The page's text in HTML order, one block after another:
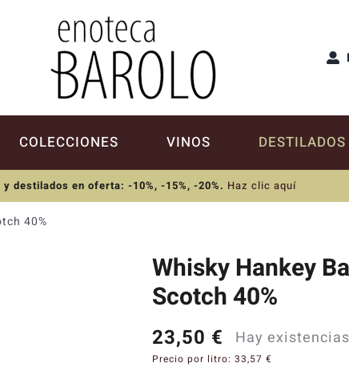
COLECCIONES VINOS DESTILADOS
y destilados en oferta: -10%, -15%, -20%. Haz clic aquí
40%
Whisky Hankey
Scotch 40%
23,50 € Hay existencias
Precio por litro: 33,57 €